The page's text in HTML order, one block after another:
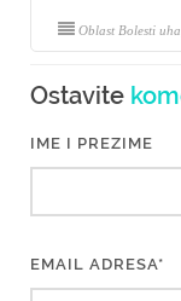
Oblast Bolesti
Ostavite
IME I PREZIME
EMAIL ADRESA*